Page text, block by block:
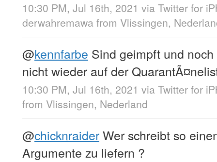
10:30 PM, Jul 16th, 2021 via Twitter for
derwahremawa from Vlissingen,
@kennfarbe Sind geimpft und
nicht wieder auf der
10:30 PM, Jul 16th, 2021 via Twitter for
from Vlissingen, Nederland
@chicknraiderWer schreibt so
Argumente zu liefern ?